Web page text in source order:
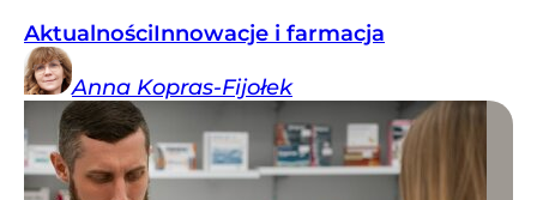
AktualnościInnowacje i farmacja
Anna Kopras-Fijołek